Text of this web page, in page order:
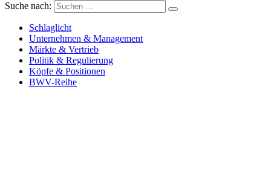
Versicherungswirtschaft-heute
Suche nach:
Schlaglicht
Unternehmen & Management
Märkte & Vertrieb
Politik & Regulierung
Köpfe & Positionen
BWV-Reihe